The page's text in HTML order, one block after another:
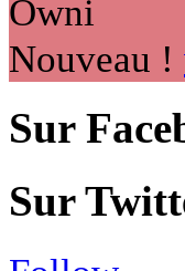
Nouveau !
Sur
Sur